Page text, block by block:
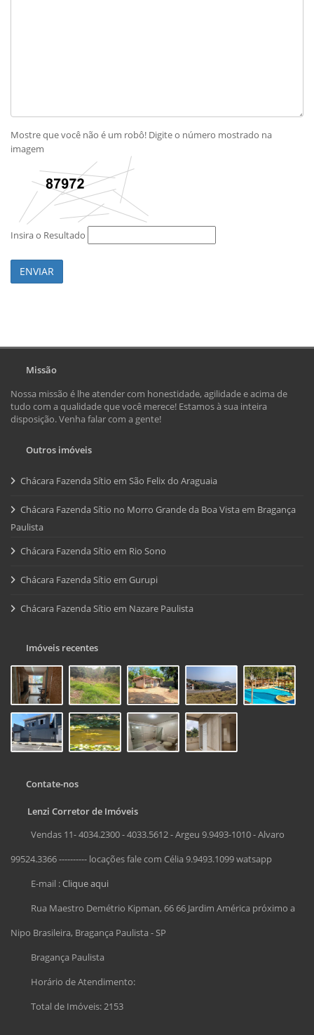
Mostre que você não é um robô! Digite o número mostrado na
imagem
Insira o Resultado
ENVIAR
Missão
Nossa missão é lhe atender com honestidade, agilidade e acima de
tudo com a qualidade que você merece! Estamos à sua inteira
disposição. Venha falar com a gente!
Outros imóveis
Chácara Fazenda Sítio em São Felix do Araguaia
Chácara Fazenda Sítio no Morro Grande da Boa Vista em Bragança
Paulista
Chácara Fazenda Sítio em Rio Sono
Chácara Fazenda Sítio em Gurupi
Chácara Fazenda Sítio em Nazare Paulista
Imóveis recentes
Contate-nos
Lenzi Corretor de Imóveis
Vendas 11- 4034.2300 - 4033.5612 - Argeu 9.9493-1010 - Alvaro
99524.3366 ---------- locações fale com Célia 9.9493.1099 watsapp
E-mail :Clique aqui
Rua Maestro Demétrio Kipman, 66 66 Jardim América próximo a
Nipo Brasileira, Bragança Paulista - SP
Bragança Paulista
Horário de Atendimento:
Total de Imóveis: 2153